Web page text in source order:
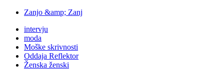
Zanjo &amp; Zanj
intervju
moda
Moške skrivnosti
Oddaja Reflektor
Ženska ženski